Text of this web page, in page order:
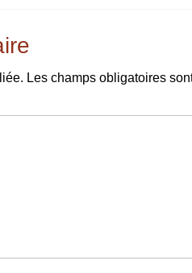
Les champs obligatoires